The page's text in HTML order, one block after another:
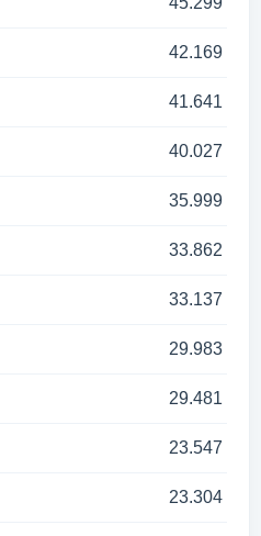
42.169
41.641
40.027
35.999
33.862
33.137
29.983
29.481
23.547
23.304